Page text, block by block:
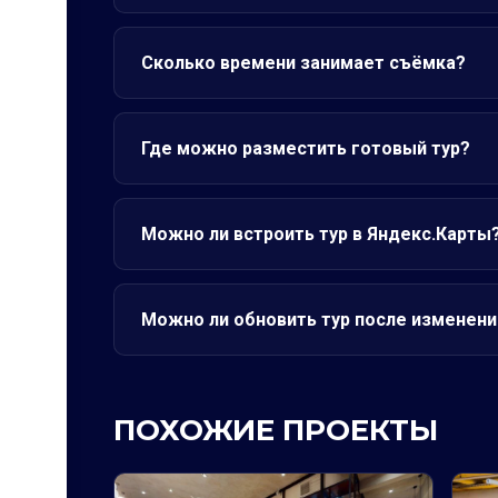
Сколько времени занимает съёмка?
Где можно разместить готовый тур?
Можно ли встроить тур в
Можно ли обновить тур после
ПОХОЖИЕ ПРОЕКТЫ